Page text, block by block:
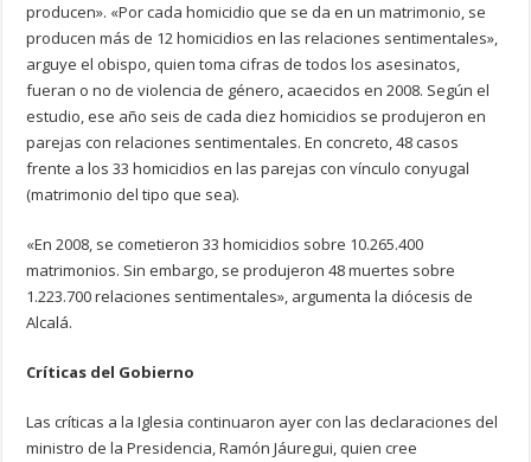
producen». «Por cada homicidio que se da en un matrimonio, se
producen más de 12 homicidios en las relaciones sentimentales»,
arguye el obispo, quien toma cifras de todos los asesinatos,
fueran o no de violencia de género, acaecidos en 2008. Según el
estudio, ese año seis de cada diez homicidios se produjeron en
parejas con relaciones sentimentales. En concreto, 48 casos
frente a los 33 homicidios en las parejas con vínculo conyugal
(matrimonio del tipo que sea).
«En 2008, se cometieron 33 homicidios sobre 10.265.400
matrimonios. Sin embargo, se produjeron 48 muertes sobre
1.223.700 relaciones sentimentales», argumenta la diócesis de
Alcalá.
Críticas del Gobierno
Las críticas a la Iglesia continuaron ayer con las declaraciones del
ministro de la Presidencia, Ramón Jáuregui, quien cree